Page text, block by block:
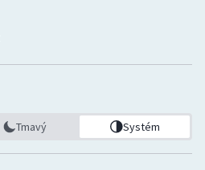
Tmavý Systém